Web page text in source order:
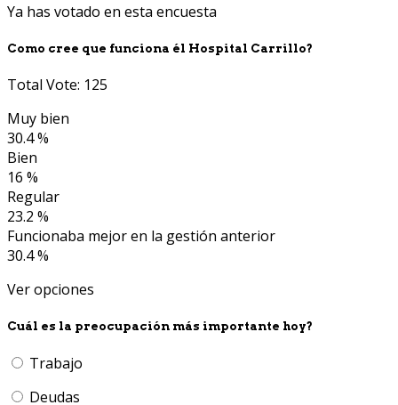
Ya has votado en esta encuesta
Como cree que funciona él Hospital Carrillo?
Total Vote: 125
Muy bien
30.4 %
Bien
16 %
Regular
23.2 %
Funcionaba mejor en la gestión anterior
30.4 %
Ver opciones
Cuál es la preocupación más importante hoy?
Trabajo
Deudas